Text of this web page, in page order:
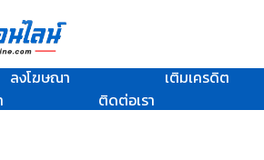
ลงโฆษณา
เติมเครดิต
ติดต่อเรา